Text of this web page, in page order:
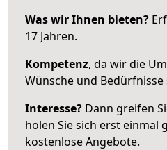
Was wir Ihnen bieten?
17 Jahren.
Kompetenz, da wir die
Wünsche und Bedürfnisse
Interesse? Dann greifen
holen Sie sich erst einmal
kostenlose Angebote.